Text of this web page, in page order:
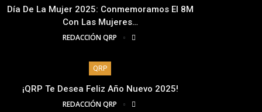
Día De La Mujer 2025: Conmemoramos El 8M
Con Las Mujeres…
REDACCIÓN QRP
QRP
¡QRP Te Desea Feliz Año Nuevo 2025!
REDACCIÓN QRP